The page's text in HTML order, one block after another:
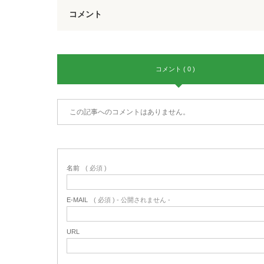
コメント
コメント ( 0 )
この記事へのコメントはありません。
名前 ( 必須 )
E-MAIL ( 必須 ) - 公開されません -
URL